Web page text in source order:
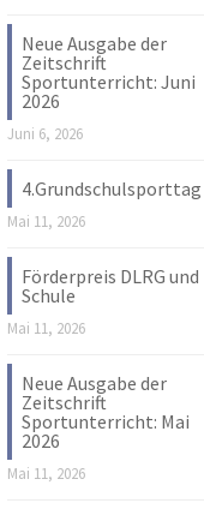
Neue Ausgabe der
Zeitschrift
Sportunterricht: Juni
2026
Juni 6, 2026
4.Grundschulsporttag
Mai 11, 2026
Förderpreis DLRG und
Schule
Mai 11, 2026
Neue Ausgabe der
Zeitschrift
Sportunterricht: Mai
2026
Mai 11, 2026